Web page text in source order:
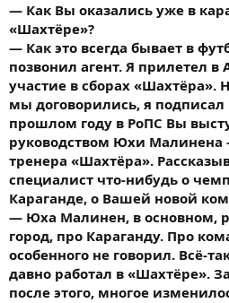
— Как Вы оказались уже в
«Шахтёре»?
— Как это всегда бывает в
позвонил агент. Я прилетел
участие в сборах «Шахтёра».
мы договорились, я
прошлом году в РоПС Вы
руководством Юхи Малинена
тренера «Шахтёра».
специалист что-нибудь о
Караганде, о Вашей новой
— Юха Малинен, в основном,
город, про Караганду. Про
особенного не говорил. Всё-
давно работал в «Шахтёре».
после этого, многое